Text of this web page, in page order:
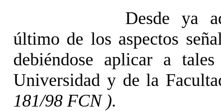
Desde ya
último de los aspectos
debiéndose aplicar a
Universidad y de la
181/98 FCN ).